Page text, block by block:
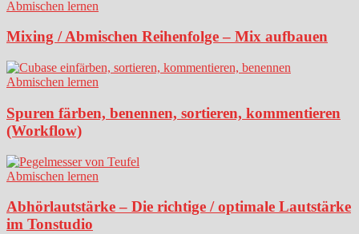
Abmischen lernen
Mixing / Abmischen Reihenfolge – Mix aufbauen
Abmischen lernen
Spuren färben, benennen, sortieren, kommentieren
(Workflow)
Abmischen lernen
Abhörlautstärke – Die richtige / optimale Lautstärke
im Tonstudio